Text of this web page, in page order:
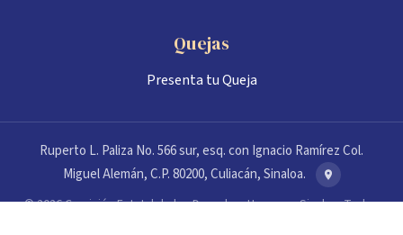
Quejas
Presenta tu Queja
Ruperto L. Paliza No. 566 sur, esq. con Ignacio Ramírez Col.
Miguel Alemán, C.P. 80200, Culiacán, Sinaloa.
© 2026 Comisión Estatal de los Derechos Humanos Sinaloa. Todos